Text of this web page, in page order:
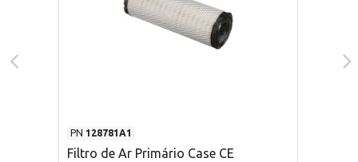
PN 128781A1
Filtro de Ar Primário Case CE